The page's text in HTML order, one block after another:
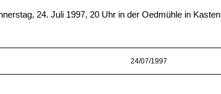
24. Juli 1997, 20 Uhr in der Oedmühle in Kasten
24/07/1997